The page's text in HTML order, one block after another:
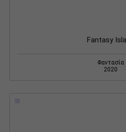
Fantasy
Φαντασία
2020